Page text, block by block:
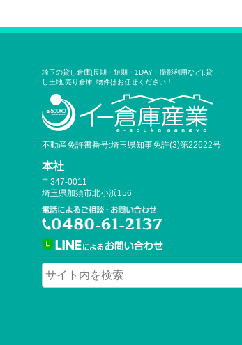
埼玉の貸し倉庫[長期・短期・1DAY・撮影利用など],貸
し土地,売り倉庫･物件はお任せください！
不動産免許書番号:埼玉県知事免許(3)第22622号
本社
〒347-0011
埼玉県加須市北小浜156